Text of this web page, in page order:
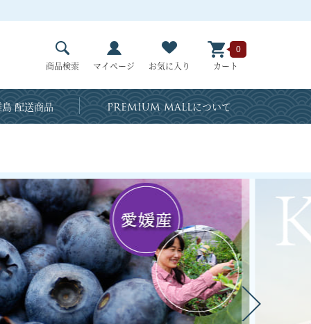
商品検索 マイページ お気に入り カート
0
配送商品 PREMIUM MALLについて